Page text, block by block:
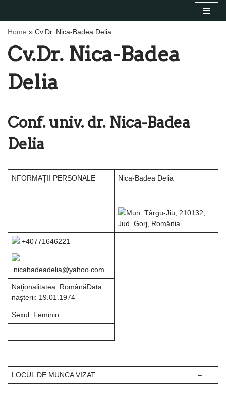
conținut
Home » Cv.Dr. Nica-Badea Delia
Cv.Dr. Nica-Badea
Delia
Conf. univ. dr. Nica-Badea
Delia
NFORMAŢII PERSONALE Nica-Badea Delia
Mun. Târgu-Jiu, 210132,
Jud. Gorj, România
+40771646221
nicabadeadelia@yahoo.com
Naţionalitatea: RomânăData
naşterii: 19.01.1974
Sexul: Feminin
LOCUL DE MUNCA VIZAT –